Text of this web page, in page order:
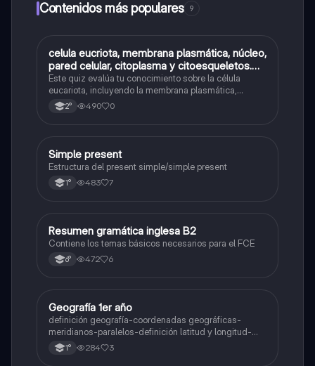
Contenidos más populares 9
CBiología
celula eucriota, membrana plasmática, núcleo,
pared celular, citoplasma y citoesqueletos.
nombre se las partes de la celula eucariota
Este quiz evalúa tu conocimiento sobre la célula
eucariota, incluyendo la membrana plasmática,
núcleo, pared celular, citoplasma y citoesqueleto.
2° 490 0
Inglés
Simple present
Estructura del present simple/simple present
1° 483 7
Inglés
Resumen gramática inglesa B2
Contiene los temas básicos necesarios para el FCE
6° 472 6
Geografía
Geografía 1er año
definición geografía-coordenadas geográficas-
meridianos-paralelos-definición latitud y longitud-
elementos del mapa-definición mapa-localización
relativa y absoluta
1° 284 3